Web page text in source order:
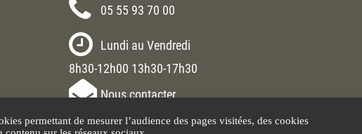
05 55 93 70 00
Lundi au Vendredi
8h30-12h00 13h30-17h30
Nous contacter
permettant de mesurer l’audience des pages visitées, des cookies